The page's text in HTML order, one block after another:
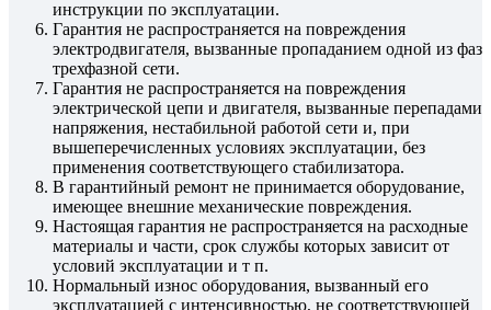
инструкции по эксплуатации.
Гарантия не распространяется на повреждения
электродвигателя, вызванные пропаданием одной из фаз
трехфазной сети.
Гарантия не распространяется на повреждения
электрической цепи и двигателя, вызванные перепадами
напряжения, нестабильной работой сети и, при
вышеперечисленных условиях эксплуатации, без
применения соответствующего стабилизатора.
В гарантийный ремонт не принимается оборудование,
имеющее внешние механические повреждения.
Настоящая гарантия не распространяется на расходные
материалы и части, срок службы которых зависит от
условий эксплуатации и т п.
Нормальный износ оборудования, вызванный его
эксплуатацией с интенсивностью, не соответствующей